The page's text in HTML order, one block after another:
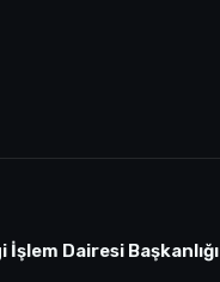
Dairesi Başkanlığı